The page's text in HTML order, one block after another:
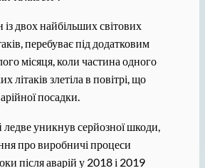
двох найбільших світових
перебуває під додатковим
місяця, коли частина одного
літаків злетіла в повітрі, що
посадки.
уникнув серйозної шкоди,
про виробничі процеси
після аварій у 2018 і 2019